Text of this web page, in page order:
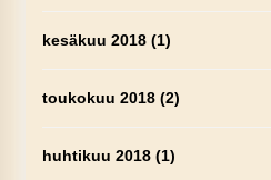
kesäkuu 2018(1)
toukokuu 2018(2)
huhtikuu 2018(1)